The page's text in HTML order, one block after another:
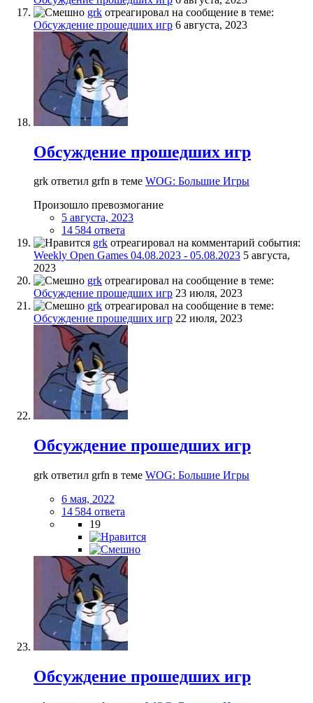
grk отреагировал на сообщение в теме:
Обсуждение прошедших игр 6 августа, 2023
Обсуждение прошедших игр
grk ответил grfn в теме WOG: Большие Игры
Произошло превозмогание
5 августа, 2023
14 584 ответа
grk отреагировал на комментарий события:
Weekly Open Games 04.08.2023 - 05.08.2023 5 августа,
2023
grk отреагировал на сообщение в теме:
Обсуждение прошедших игр 23 июля, 2023
grk отреагировал на сообщение в теме:
Обсуждение прошедших игр 22 июля, 2023
Обсуждение прошедших игр
grk ответил grfn в теме WOG: Большие Игры
6 мая, 2022
14 584 ответа
19
Обсуждение прошедших игр